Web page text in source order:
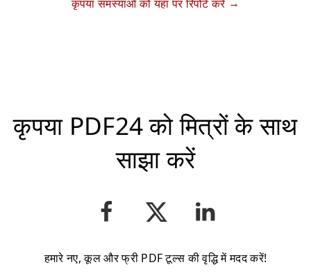
कृपया समस्याओं को यहां पर रिपोर्ट करें
कृपया PDF24 को मित्रों के साथ
साझा करें
हमारे नए, कूल और फ्री PDF टूल्स की वृद्धि में मदद करें!